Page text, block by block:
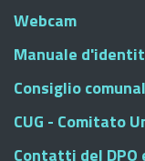
Webcam
Manuale
Consiglio
CUG - Comitato
Contatti del